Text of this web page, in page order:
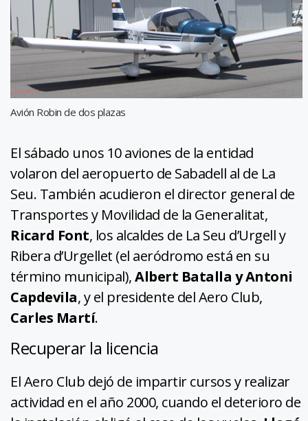
Avión Robin de dos plazas
El sábado unos 10 aviones de la entidad
volaron del aeropuerto de Sabadell al de La
Seu. También acudieron el director general de
Transportes y Movilidad de la Generalitat,
Ricard Font, los alcaldes de La Seu d’Urgell y
Ribera d’Urgellet (el aeródromo está en su
término municipal),Albert Batalla y Antoni
Capdevila, y el presidente del Aero Club,
Carles Martí.
Recuperar la licencia
El Aero Club dejó de impartir cursos y realizar
actividad en el año 2000, cuando el deterioro de